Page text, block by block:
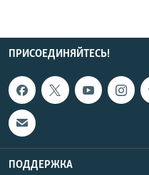
ПРИСОЕДИНЯЙТЕСЬ!
ПОДДЕРЖКА